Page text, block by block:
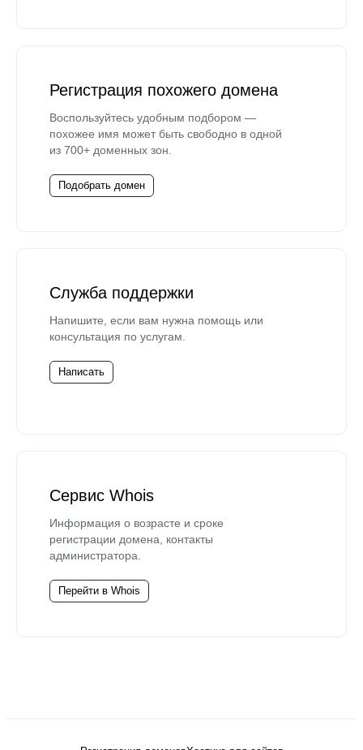
Регистрация похожего домена
Воспользуйтесь удобным подбором —
похожее имя может быть свободно в одной
из 700+ доменных зон.
Подобрать домен
Служба поддержки
Напишите, если вам нужна помощь или
консультация по услугам.
Написать
Сервис Whois
Информация о возрасте и сроке
регистрации домена, контакты
администратора.
Перейти в Whois